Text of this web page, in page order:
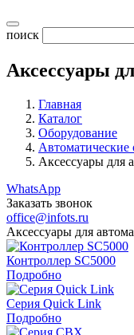
поиск
Аксессуары
Главная
Каталог
Оборудование
Автоматические
Аксессуары для
WhatsApp
Заказать звонок
office@infots.ru
Аксессуары для
Контроллер SC5000
Подробно
Серия Quick Link
Подробно